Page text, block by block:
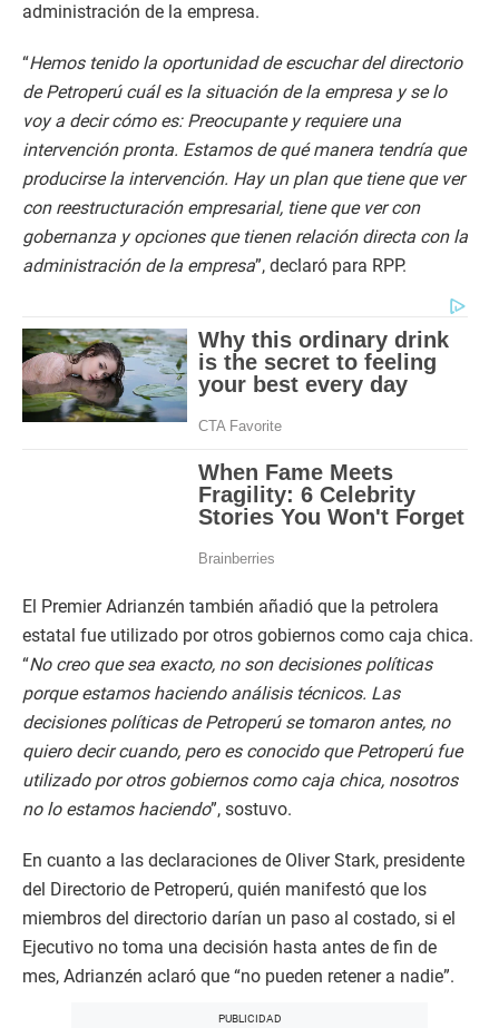
administración de la empresa.
“Hemos tenido la oportunidad de escuchar del directorio
de Petroperú cuál es la situación de la empresa y se lo
voy a decir cómo es: Preocupante y requiere una
intervención pronta. Estamos de qué manera tendría que
producirse la intervención. Hay un plan que tiene que ver
con reestructuración empresarial, tiene que ver con
gobernanza y opciones que tienen relación directa con la
administración de la empresa”, declaró para RPP.
El Premier Adrianzén también añadió que la petrolera
estatal fue utilizado por otros gobiernos como caja chica.
“No creo que sea exacto, no son decisiones políticas
porque estamos haciendo análisis técnicos. Las
decisiones políticas de Petroperú se tomaron antes, no
quiero decir cuando, pero es conocido que Petroperú fue
utilizado por otros gobiernos como caja chica, nosotros
no lo estamos haciendo”, sostuvo.
En cuanto a las declaraciones de Oliver Stark, presidente
del Directorio de Petroperú, quién manifestó que los
miembros del directorio darían un paso al costado, si el
Ejecutivo no toma una decisión hasta antes de fin de
mes, Adrianzén aclaró que “no pueden retener a nadie”.